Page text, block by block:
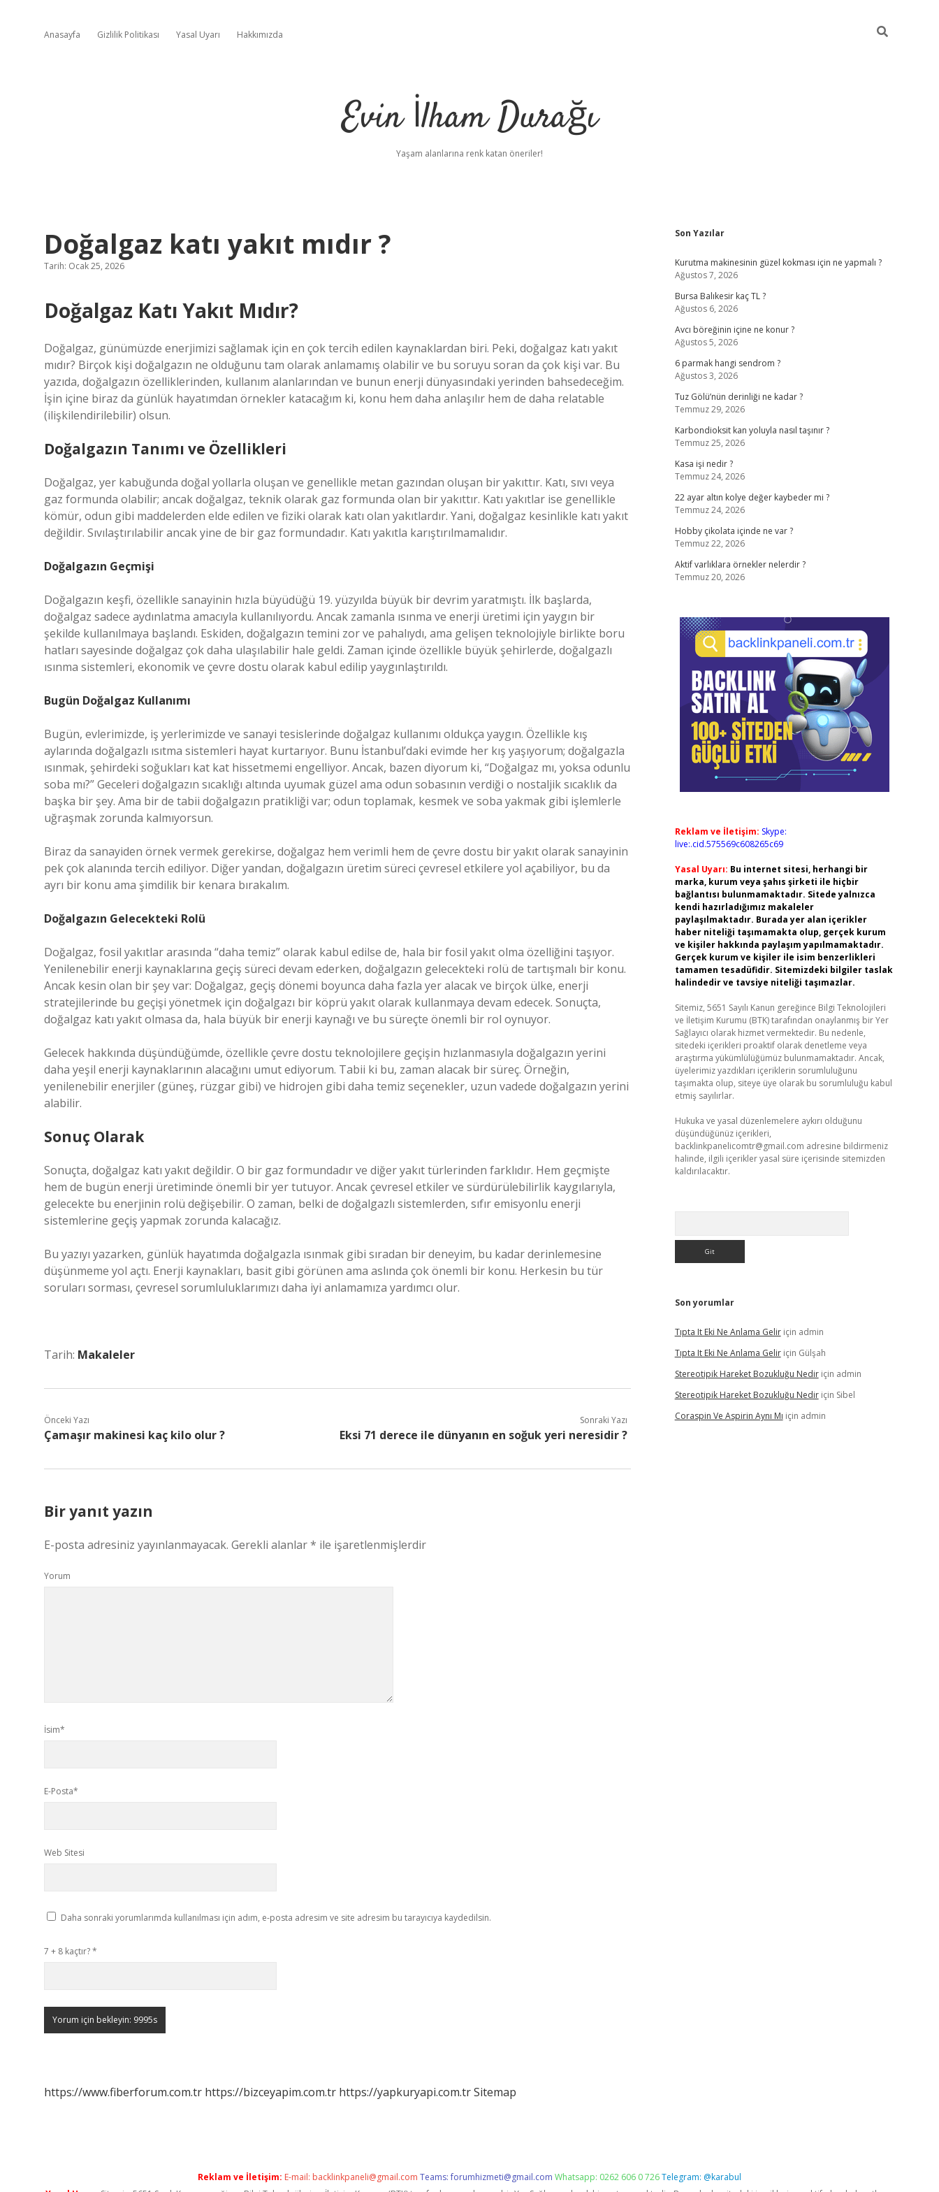
Anasayfa Gizlilik Politikası Yasal Uyarı Hakkımızda
Evin İlham Durağı
Yaşam alanlarına renk katan öneriler!
Doğalgaz katı yakıt mıdır ?
Tarih: Ocak 25, 2026
Doğalgaz Katı Yakıt Mıdır?
Doğalgaz, günümüzde enerjimizi sağlamak için en çok tercih edilen kaynaklardan biri. Peki, doğalgaz katı yakıt
mıdır? Birçok kişi doğalgazın ne olduğunu tam olarak anlamamış olabilir ve bu soruyu soran da çok kişi var. Bu
yazıda, doğalgazın özelliklerinden, kullanım alanlarından ve bunun enerji dünyasındaki yerinden bahsedeceğim.
İşin içine biraz da günlük hayatımdan örnekler katacağım ki, konu hem daha anlaşılır hem de daha relatable
(ilişkilendirilebilir) olsun.
Doğalgazın Tanımı ve Özellikleri
Doğalgaz, yer kabuğunda doğal yollarla oluşan ve genellikle metan gazından oluşan bir yakıttır. Katı, sıvı veya
gaz formunda olabilir; ancak doğalgaz, teknik olarak gaz formunda olan bir yakıttır. Katı yakıtlar ise genellikle
kömür, odun gibi maddelerden elde edilen ve fiziki olarak katı olan yakıtlardır. Yani, doğalgaz kesinlikle katı yakıt
değildir. Sıvılaştırılabilir ancak yine de bir gaz formundadır. Katı yakıtla karıştırılmamalıdır.
Doğalgazın Geçmişi
Doğalgazın keşfi, özellikle sanayinin hızla büyüdüğü 19. yüzyılda büyük bir devrim yaratmıştı. İlk başlarda,
doğalgaz sadece aydınlatma amacıyla kullanılıyordu. Ancak zamanla ısınma ve enerji üretimi için yaygın bir
şekilde kullanılmaya başlandı. Eskiden, doğalgazın temini zor ve pahalıydı, ama gelişen teknolojiyle birlikte boru
hatları sayesinde doğalgaz çok daha ulaşılabilir hale geldi. Zaman içinde özellikle büyük şehirlerde, doğalgazlı
ısınma sistemleri, ekonomik ve çevre dostu olarak kabul edilip yaygınlaştırıldı.
Bugün Doğalgaz Kullanımı
Bugün, evlerimizde, iş yerlerimizde ve sanayi tesislerinde doğalgaz kullanımı oldukça yaygın. Özellikle kış
aylarında doğalgazlı ısıtma sistemleri hayat kurtarıyor. Bunu İstanbul’daki evimde her kış yaşıyorum; doğalgazla
ısınmak, şehirdeki soğukları kat kat hissetmemi engelliyor. Ancak, bazen diyorum ki, “Doğalgaz mı, yoksa odunlu
soba mı?” Geceleri doğalgazın sıcaklığı altında uyumak güzel ama odun sobasının verdiği o nostaljik sıcaklık da
başka bir şey. Ama bir de tabii doğalgazın pratikliği var; odun toplamak, kesmek ve soba yakmak gibi işlemlerle
uğraşmak zorunda kalmıyorsun.
Biraz da sanayiden örnek vermek gerekirse, doğalgaz hem verimli hem de çevre dostu bir yakıt olarak sanayinin
pek çok alanında tercih ediliyor. Diğer yandan, doğalgazın üretim süreci çevresel etkilere yol açabiliyor, bu da
ayrı bir konu ama şimdilik bir kenara bırakalım.
Doğalgazın Gelecekteki Rolü
Doğalgaz, fosil yakıtlar arasında “daha temiz” olarak kabul edilse de, hala bir fosil yakıt olma özelliğini taşıyor.
Yenilenebilir enerji kaynaklarına geçiş süreci devam ederken, doğalgazın gelecekteki rolü de tartışmalı bir konu.
Ancak kesin olan bir şey var: Doğalgaz, geçiş dönemi boyunca daha fazla yer alacak ve birçok ülke, enerji
stratejilerinde bu geçişi yönetmek için doğalgazı bir köprü yakıt olarak kullanmaya devam edecek. Sonuçta,
doğalgaz katı yakıt olmasa da, hala büyük bir enerji kaynağı ve bu süreçte önemli bir rol oynuyor.
Gelecek hakkında düşündüğümde, özellikle çevre dostu teknolojilere geçişin hızlanmasıyla doğalgazın yerini
daha yeşil enerji kaynaklarının alacağını umut ediyorum. Tabii ki bu, zaman alacak bir süreç. Örneğin,
yenilenebilir enerjiler (güneş, rüzgar gibi) ve hidrojen gibi daha temiz seçenekler, uzun vadede doğalgazın yerini
alabilir.
Sonuç Olarak
Sonuçta, doğalgaz katı yakıt değildir. O bir gaz formundadır ve diğer yakıt türlerinden farklıdır. Hem geçmişte
hem de bugün enerji üretiminde önemli bir yer tutuyor. Ancak çevresel etkiler ve sürdürülebilirlik kaygılarıyla,
gelecekte bu enerjinin rolü değişebilir. O zaman, belki de doğalgazlı sistemlerden, sıfır emisyonlu enerji
sistemlerine geçiş yapmak zorunda kalacağız.
Bu yazıyı yazarken, günlük hayatımda doğalgazla ısınmak gibi sıradan bir deneyim, bu kadar derinlemesine
düşünmeme yol açtı. Enerji kaynakları, basit gibi görünen ama aslında çok önemli bir konu. Herkesin bu tür
soruları sorması, çevresel sorumluluklarımızı daha iyi anlamamıza yardımcı olur.
Tarih: Makaleler
Önceki Yazı
Çamaşır makinesi kaç kilo olur ?
Sonraki Yazı
Eksi 71 derece ile dünyanın en soğuk yeri neresidir ?
Bir yanıt yazın
E-posta adresiniz yayınlanmayacak. Gerekli alanlar* ile işaretlenmişlerdir
Yorum
İsim*
E-Posta*
Web Sitesi
Daha sonraki yorumlarımda kullanılması için adım, e-posta adresim ve site adresim bu tarayıcıya kaydedilsin.
7 + 8 kaçtır?*
https://www.fiberforum.com.tr https://bizceyapim.com.tr https://yapkuryapi.com.trSitemap
Sidebar
Son Yazılar
Kurutma makinesinin güzel kokması için ne yapmalı ?
Ağustos 7, 2026
Bursa Balıkesir kaç TL ?
Ağustos 6, 2026
Avcı böreğinin içine ne konur ?
Ağustos 5, 2026
6 parmak hangi sendrom ?
Ağustos 3, 2026
Tuz Gölü’nün derinliği ne kadar ?
Temmuz 29, 2026
Karbondioksit kan yoluyla nasıl taşınır ?
Temmuz 25, 2026
Kasa işi nedir ?
Temmuz 24, 2026
22 ayar altın kolye değer kaybeder mi ?
Temmuz 24, 2026
Hobby çikolata içinde ne var ?
Temmuz 22, 2026
Aktif varlıklara örnekler nelerdir ?
Temmuz 20, 2026
Reklam ve İletişim: Skype:
live:.cid.575569c608265c69
Yasal Uyarı: Bu internet sitesi, herhangi bir
marka, kurum veya şahıs şirketi ile hiçbir
bağlantısı bulunmamaktadır. Sitede yalnızca
kendi hazırladığımız makaleler
paylaşılmaktadır. Burada yer alan içerikler
haber niteliği taşımamakta olup, gerçek kurum
ve kişiler hakkında paylaşım yapılmamaktadır.
Gerçek kurum ve kişiler ile isim benzerlikleri
tamamen tesadüfidir. Sitemizdeki bilgiler taslak
halindedir ve tavsiye niteliği taşımazlar.
Sitemiz, 5651 Sayılı Kanun gereğince Bilgi Teknolojileri
ve İletişim Kurumu (BTK) tarafından onaylanmış bir Yer
Sağlayıcı olarak hizmet vermektedir. Bu nedenle,
sitedeki içerikleri proaktif olarak denetleme veya
araştırma yükümlülüğümüz bulunmamaktadır. Ancak,
üyelerimiz yazdıkları içeriklerin sorumluluğunu
taşımakta olup, siteye üye olarak bu sorumluluğu kabul
etmiş sayılırlar.
Hukuka ve yasal düzenlemelere aykırı olduğunu
düşündüğünüz içerikleri,
backlinkpanelicomtr@gmail.com adresine bildirmeniz
halinde, ilgili içerikler yasal süre içerisinde sitemizden
kaldırılacaktır.
Son yorumlar
Tıpta It Eki Ne Anlama Geliriçin admin
Tıpta It Eki Ne Anlama Geliriçin Gülşah
Stereotipik Hareket Bozukluğu Nediriçin admin
Stereotipik Hareket Bozukluğu Nediriçin Sibel
Coraspin Ve Aspirin Aynı Mı için admin
Reklam ve İletişim: E-mail: backlinkpaneli@gmail.com Teams:forumhizmeti@gmail.com Whatsapp: 0262 606 0 726Telegram: @karabul